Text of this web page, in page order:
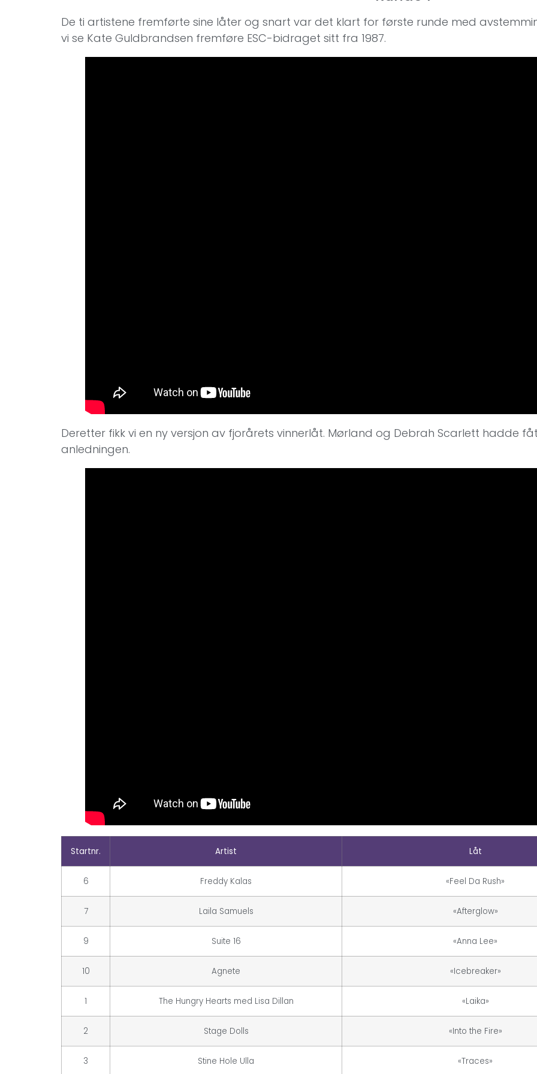
De ti artistene fremførte sine låter og snart var det klart for første runde med
vi se Kate Guldbrandsen fremføre ESC-bidraget sitt fra 1987.
Deretter fikk vi en ny versjon av fjorårets vinnerlåt. Mørland og Debrah Scarlett hadde
anledningen.
Startnr. Artist Låt
6 Freddy Kalas «Feel Da Rush»
7 Laila Samuels «Afterglow»
9 Suite 16 «Anna Lee»
10 Agnete «Icebreaker»
1 The Hungry Hearts med Lisa Dillan «Laika»
2 Stage Dolls «Into the Fire»
3 Stine Hole Ulla «Traces»